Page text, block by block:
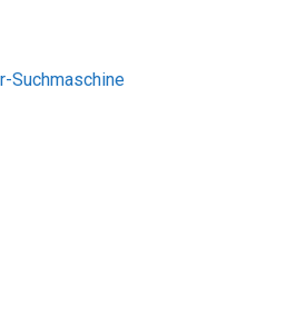
Suchmaschine